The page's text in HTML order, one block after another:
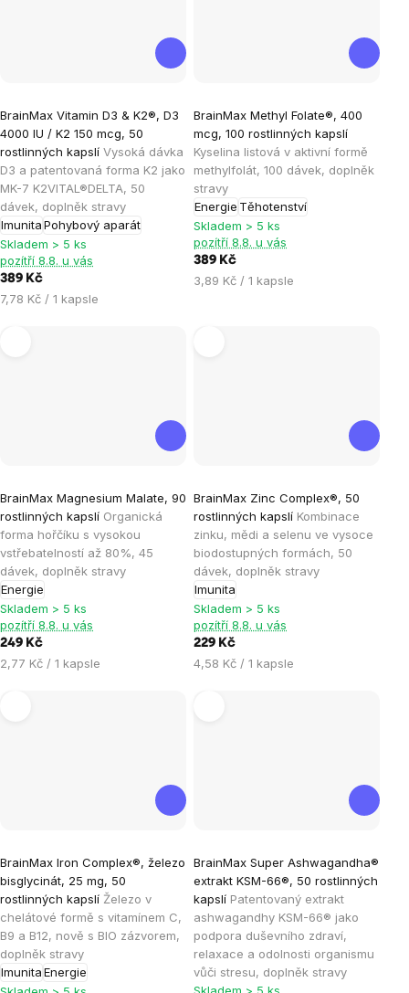
BrainMax Vitamin D3 & K2®, D3
4000 IU / K2 150 mcg, 50
rostlinných kapslí Vysoká dávka
D3 a patentovaná forma K2 jako
MK-7 K2VITAL®DELTA, 50
dávek, doplněk stravy
ImunitaPohybový aparát
hodnocení
produktu
je
5,0
z
5
hvězdiček.
Skladem > 5 ks
pozítří 8.8. u vás
389 Kč
Měrná
7,78 Kč / 1 kapsle
BrainMax Methyl Folate®, 400
mcg, 100 rostlinných kapslí
Kyselina listová v aktivní formě
methylfolát, 100 dávek, doplněk
stravy
Energie Těhotenství
hodnocení
produktu
je
5,0
z
5
hvězdiček.
Skladem > 5 ks
pozítří 8.8. u vás
389 Kč
Měrná
3,89 Kč / 1 kapsle
BrainMax Magnesium Malate, 90
rostlinných kapslí Organická
forma hořčíku s vysokou
vstřebatelností až 80%, 45
dávek, doplněk stravy
Energie
hodnocení
produktu
je
5,0
z
5
hvězdiček.
Skladem > 5 ks
pozítří 8.8. u vás
249 Kč
Měrná
2,77 Kč / 1 kapsle
BrainMax Zinc Complex®, 50
rostlinných kapslí Kombinace
zinku, mědi a selenu ve vysoce
biodostupných formách, 50
dávek, doplněk stravy
Imunita
hodnocení
produktu
je
5,0
z
5
hvězdiček.
Skladem > 5 ks
pozítří 8.8. u vás
229 Kč
Měrná
4,58 Kč / 1 kapsle
BrainMax Iron Complex®, železo
bisglycinát, 25 mg, 50
rostlinných kapslí Železo v
chelátové formě s vitamínem C,
B9 a B12, nově s BIO zázvorem,
doplněk stravy
ImunitaEnergie
hodnocení
produktu
je
5,0
z
5
BrainMax Super Ashwagandha®
extrakt KSM-66®, 50 rostlinných
kapslí Patentovaný extrakt
ashwagandhy KSM-66® jako
podpora duševního zdraví,
relaxace a odolnosti organismu
vůči stresu, doplněk stravy
hodnocení
produktu
je
4,6
z
5